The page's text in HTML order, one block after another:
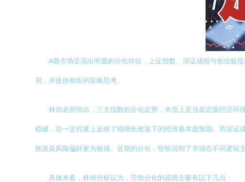
A股市场呈现出明显的分化特征，上证指数、深证成指与创业板
局，并提供相应的策略思考。
林炜老师指出，三大指数的分化走势，本质上是当前宏观经济
稳健，在一定程度上反映了稳增长政策下的经济基本面预期。而深
政策及风险偏好更为敏感。近期的分化，恰恰说明了市场在不同逻辑
具体来看，林炜分析认为，导致分化的原因主要有以下几点：